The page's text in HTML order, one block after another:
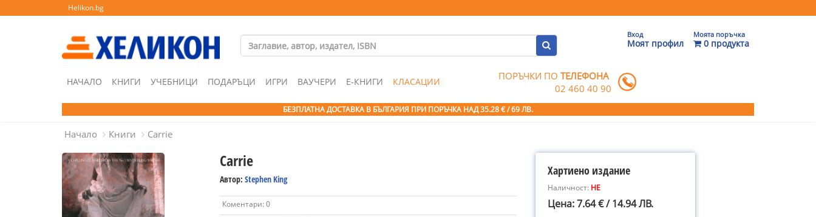
Helikon.bg
Вход
Моят профил
Моята поръчка
0 продукта
НАЧАЛО КНИГИ УЧЕБНИЦИ ПОДАРЪЦИ ИГРИ ВАУЧЕРИ Е-КНИГИ КЛАСАЦИИ ПОРЪЧКИ ПОТЕЛЕФОНА
02 460 40 90
БЕЗПЛАТНА ДОСТАВКА В БЪЛГАРИЯ ПРИ ПОРЪЧКА НАД 35.28 € / 69 ЛВ.
Начало Книги Carrie
Carrie
Автор: Stephen King
Коментари: 0
Хартиено издание
Наличност: НЕ
Цена: 7.64 € / 14.94 ЛВ.